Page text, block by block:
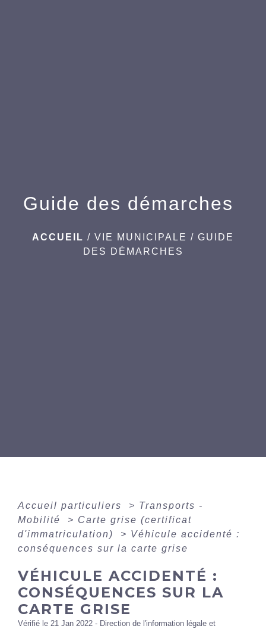
Guide des démarches
ACCUEIL / VIE MUNICIPALE / GUIDE
DES DÉMARCHES
Accueil particuliers > Transports -
Mobilité
> Carte grise (certificat
d'immatriculation)
> Véhicule accidenté :
conséquences sur la carte grise
VÉHICULE ACCIDENTÉ :
CONSÉQUENCES SUR LA
CARTE GRISE
Vérifié le 21 Jan 2022 - Direction de l'information légale et